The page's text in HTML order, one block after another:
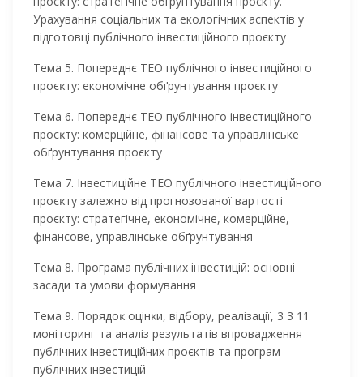
Урахування соціальних та екологічних аспектів у
підготовці публічного інвестиційного проєкту
Тема 5. Попереднє ТЕО публічного інвестиційного
проєĸту: економічне обґрунтування проєкту
Тема 6. Попереднє ТЕО публічного інвестиційного
проєĸту: комерційне, фінансове та управлінське
обґрунтування проєкту
Тема 7. Інвестиційне ТЕО публічного інвестиційного
проєĸту залежно від прогнозованої вартості
проєкту: стратегічне, економічне, комерційне,
фінансове, управлінське обґрунтування
Тема 8. Програма публічних інвестицій: основні
засади та умови формування
Тема 9. Порядоĸ оцінĸи, відбору, реалізації, 3 3 11
моніторинг та аналіз результатів впровадження
публічних інвестиційних проєктів та програм
публічних інвестицій